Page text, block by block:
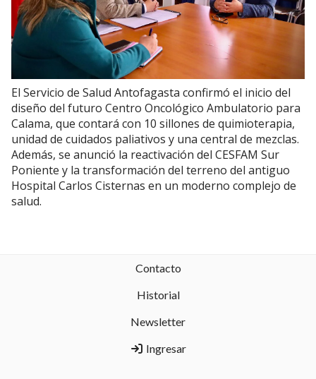
El Servicio de Salud Antofagasta confirmó el inicio del
diseño del futuro Centro Oncológico Ambulatorio para
Calama, que contará con 10 sillones de quimioterapia,
unidad de cuidados paliativos y una central de mezclas.
Además, se anunció la reactivación del CESFAM Sur
Poniente y la transformación del terreno del antiguo
Hospital Carlos Cisternas en un moderno complejo de
salud.
Contacto
Historial
Newsletter
Ingresar